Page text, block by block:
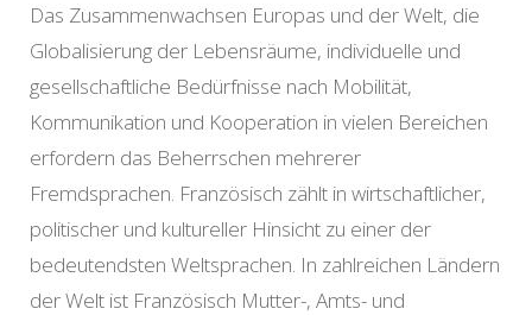
Das Zusammenwachsen Europas und der Welt, die
Globalisierung der Lebensräume, individuelle und
gesellschaftliche Bedürfnisse nach Mobilität,
Kommunikation und Kooperation in vielen Bereichen
erfordern das Beherrschen mehrerer
Fremdsprachen. Französisch zählt in wirtschaftlicher,
politischer und kultureller Hinsicht zu einer der
bedeutendsten Weltsprachen. In zahlreichen Ländern
der Welt ist Französisch Mutter-, Amts- und